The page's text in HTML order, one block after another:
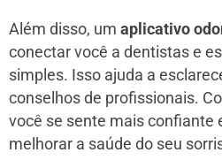
Além disso, um aplicativo
conectar você a dentistas e
simples. Isso ajuda a
conselhos de profissionais.
você se sente mais confiante
melhorar a saúde do seu